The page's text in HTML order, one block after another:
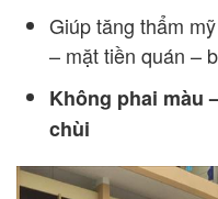
Giúp tăng thẩm
– mặt tiền quán –
Không phai màu
chùi